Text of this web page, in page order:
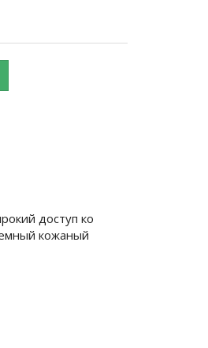
доступ ко
кожаный